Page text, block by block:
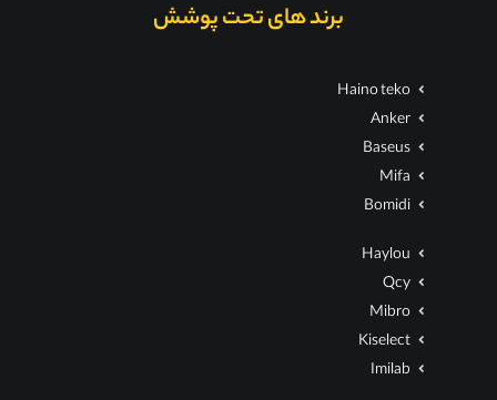
برند های تحت پوشش
Haino teko
Anker
Baseus
Mifa
Bomidi
Haylou
Qcy
Mibro
Kiselect
Imilab